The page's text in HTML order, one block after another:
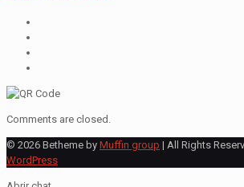
Comments are closed.
© 2026 Betheme by Muffin group | All Rights
WordPress